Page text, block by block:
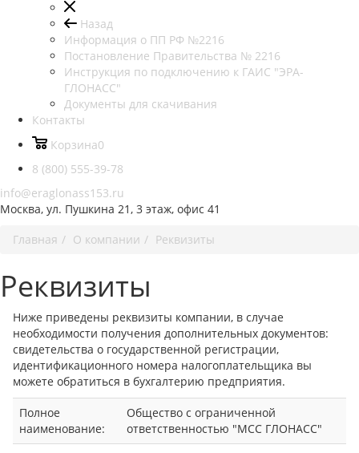
Назад
Информация о ПП РФ №2216
Постановление Правительства № 2216
Инструкция по подключению к ГАИС "ЭРА-
ГЛОНАСС"
Документы для скачивания
Контакты
Корзина0
8 (800) 555-39-78
info@eraglonass153.ru
Москва, ул. Пушкина 21, 3 этаж, офис 41
Главная
О компании Реквизиты
Реквизиты
Ниже приведены реквизиты компании, в случае
необходимости получения дополнительных документов:
свидетельства о государственной регистрации,
идентификационного номера налогоплательщика вы
можете обратиться в бухгалтерию предприятия.
Полное
наименование:
Общество с ограниченной
ответственностью "МСС ГЛОНАСС"